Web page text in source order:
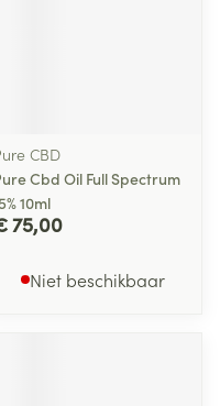
CBD
Cbd Oil Full Spectrum
10ml
75,00
Niet beschikbaar